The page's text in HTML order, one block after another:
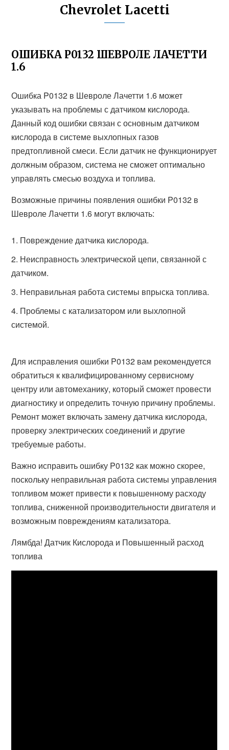
Chevrolet Lacetti
ОШИБКА P0132 ШЕВРОЛЕ ЛАЧЕТТИ
1.6
Ошибка P0132 в Шевроле Лачетти 1.6 может
указывать на проблемы с датчиком кислорода.
Данный код ошибки связан с основным датчиком
кислорода в системе выхлопных газов
предтопливной смеси. Если датчик не функционирует
должным образом, система не сможет оптимально
управлять смесью воздуха и топлива.
Возможные причины появления ошибки P0132 в
Шевроле Лачетти 1.6 могут включать:
Повреждение датчика кислорода.
Неисправность электрической цепи, связанной с
датчиком.
Неправильная работа системы впрыска топлива.
Проблемы с катализатором или выхлопной
системой.
Для исправления ошибки P0132 вам рекомендуется
обратиться к квалифицированному сервисному
центру или автомеханику, который сможет провести
диагностику и определить точную причину проблемы.
Ремонт может включать замену датчика кислорода,
проверку электрических соединений и другие
требуемые работы.
Важно исправить ошибку P0132 как можно скорее,
поскольку неправильная работа системы управления
топливом может привести к повышенному расходу
топлива, сниженной производительности двигателя и
возможным повреждениям катализатора.
Лямбда! Датчик Кислорода и Повышенный расход
топлива